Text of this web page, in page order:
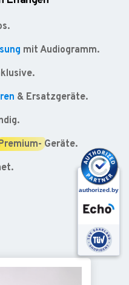
mit Audiogramm.
& Ersatzgeräte.
Geräte.